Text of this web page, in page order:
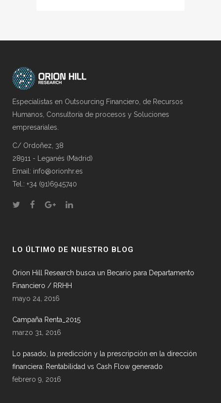
Especialistas en Outsourcing Financiero, de Recursos
Humanos, Consultoría de procesos y Soluciones
empresariales.
C/ Ordoñez, 38
28911 - Leganés (Madrid)
Email: info@orionhr.es
Tel.: +34 (91)6945740
LO ÚLTIMO DE NUESTRO BLOG
Orion Hill Research busca un Becario para Departamento
Financiero / RRHH
mayo 24, 2016
Campaña Renta_2015
marzo 31, 2016
Lo pasado, la predicción y la prescripción en la dirección
financiera: Rentabilidad vs Cash Flow generado
febrero 9, 2016